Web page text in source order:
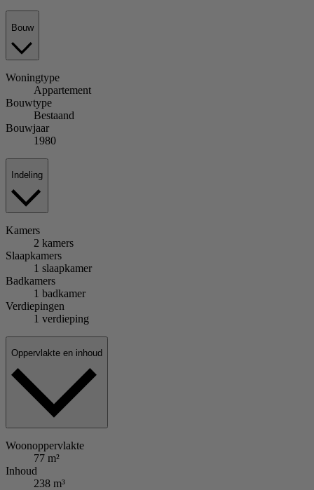
Bouw
Woningtype
Appartement
Bouwtype
Bestaand
Bouwjaar
1980
Indeling
Kamers
2 kamers
Slaapkamers
1 slaapkamer
Badkamers
1 badkamer
Verdiepingen
1 verdieping
Oppervlakte en inhoud
Woonoppervlakte
77 m²
Inhoud
238 m³